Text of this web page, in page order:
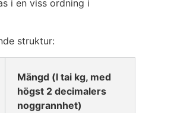
i en viss ordning i
struktur:
Mängd (l tai kg, med
högst 2 decimalers
noggrannhet)